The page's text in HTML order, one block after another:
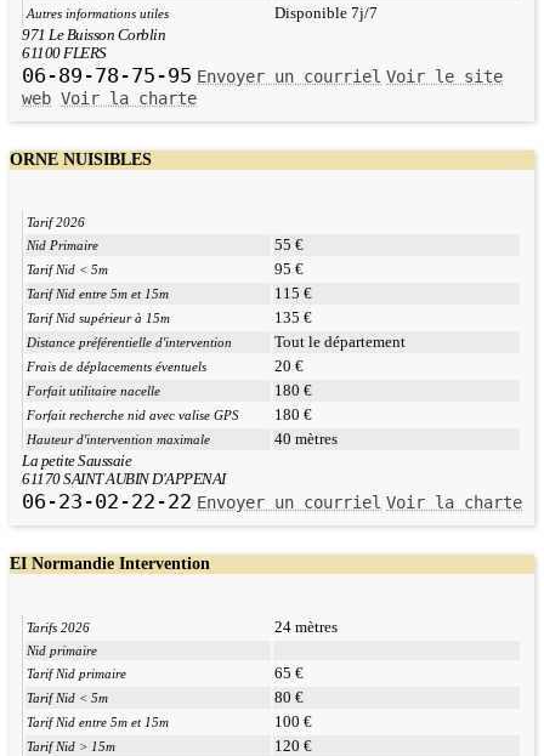
Autres informations utiles Disponible 7j/7
971 Le Buisson Corblin
61100 FLERS
06-89-78-75-95 Envoyer un courriel Voir le site
web Voir la charte
ORNE NUISIBLES
Tarif 2026
Nid Primaire
55 €
Tarif Nid < 5m 95 €
Tarif Nid entre 5m et 15m 115 €
Tarif Nid supérieur à 15m 135 €
Distance préférentielle d'intervention Tout le département
Frais de déplacements éventuels 20 €
Forfait utilitaire nacelle 180 €
Forfait recherche nid avec valise GPS 180 €
Hauteur d'intervention maximale 40 mètres
La petite Saussaie
61170 SAINT AUBIN D'APPENAI
06-23-02-22-22 Envoyer un courriel Voir la charte
EI Normandie Intervention
Tarifs 2026 24 mètres
Nid primaire
Tarif Nid primaire
65 €
Tarif Nid < 5m 80 €
Tarif Nid entre 5m et 15m 100 €
Tarif Nid > 15m 120 €